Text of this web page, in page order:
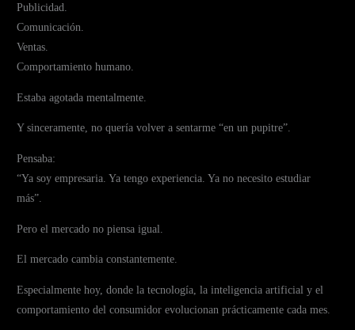
Publicidad.
Comunicación.
Ventas.
Comportamiento humano.
Estaba agotada mentalmente.
Y sinceramente, no quería volver a sentarme “en un pupitre”.
Pensaba:
“Ya soy empresaria. Ya tengo experiencia. Ya no necesito estudiar
más”.
Pero el mercado no piensa igual.
El mercado cambia constantemente.
Especialmente hoy, donde la tecnología, la inteligencia artificial y el
comportamiento del consumidor evolucionan prácticamente cada mes.